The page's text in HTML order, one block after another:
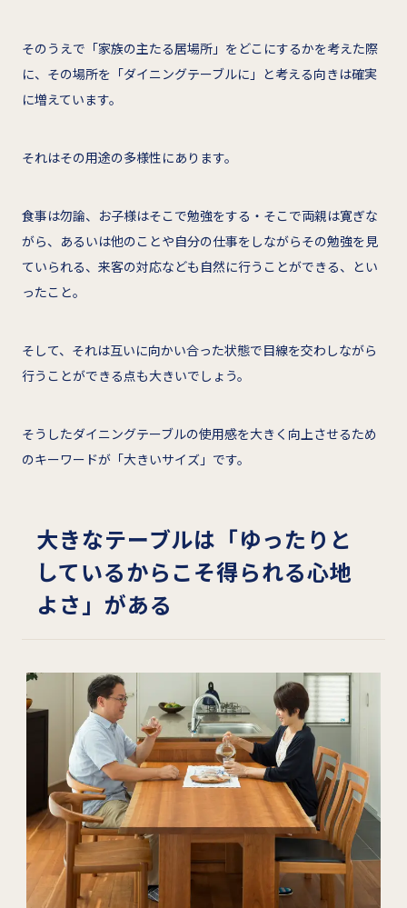
そのうえで「家族の主たる居場所」をどこにするかを考えた際
に、その場所を「ダイニングテーブルに」と考える向きは確実
に増えています。
それはその用途の多様性にあります。
食事は勿論、お子様はそこで勉強をする・そこで両親は寛ぎな
がら、あるいは他のことや自分の仕事をしながらその勉強を見
ていられる、来客の対応なども自然に行うことができる、とい
ったこと。
そして、それは互いに向かい合った状態で目線を交わしながら
行うことができる点も大きいでしょう。
そうしたダイニングテーブルの使用感を大きく向上させるため
のキーワードが「大きいサイズ」です。
大きなテーブルは「ゆったりと
しているからこそ得られる心地
よさ」がある